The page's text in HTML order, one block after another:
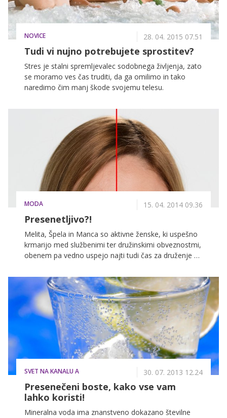
NOVICE 28. 04. 2015 07.51
Tudi vi nujno potrebujete sprostitev?
Stres je stalni spremljevalec sodobnega življenja, zato
se moramo ves čas truditi, da ga omilimo in tako
naredimo čim manj škode svojemu telesu.
MODA 15. 04. 2014 09.36
Presenetljivo?!
Melita, Špela in Manca so aktivne ženske, ki uspešno
krmarijo med službenimi ter družinskimi obveznostmi,
obenem pa vedno uspejo najti tudi čas za druženje s
da testirajo novo linijo krem na slovenskem tržišču, ki
jih sestavljajo sodobne formulacije na temeljih
naravnih učinkovin.
SVET NA KANALU A 30. 07. 2013 12.24
Presenečeni boste, kako vse vam
lahko koristi!
Mineralna voda ima znanstveno dokazano številne